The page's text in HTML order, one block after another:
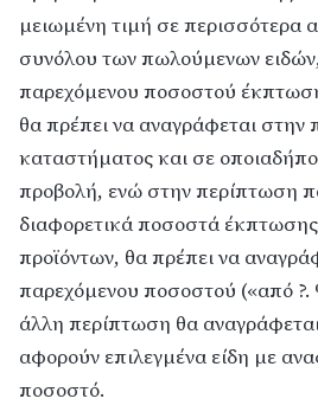
μειωμένη τιμή σε περισσότερα
συνόλου των πωλούμενων ειδών,
παρεχόμενου ποσοστού
θα πρέπει να αναγράφεται στην
καταστήματος και σε
προβολή, ενώ στην περίπτωση
διαφορετικά ποσοστά
προϊόντων, θα πρέπει να
παρεχόμενου ποσοστού («από ?.
άλλη περίπτωση θα
αφορούν επιλεγμένα είδη με
ποσοστό.